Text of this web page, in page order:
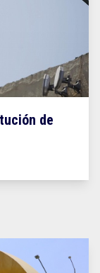
de